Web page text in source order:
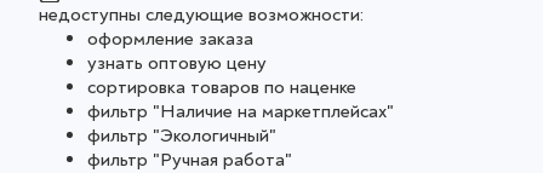
недоступны следующие возможности:
оформление заказа
узнать оптовую цену
сортировка товаров по наценке
фильтр "Наличие на маркетплейсах"
фильтр "Экологичный"
фильтр "Ручная работа"